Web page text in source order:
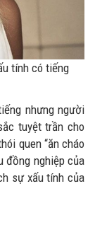
tính có tiếng
nhưng người
tuyệt trần cho
quen “ăn cháo
đồng nghiệp của
sự xấu tính của